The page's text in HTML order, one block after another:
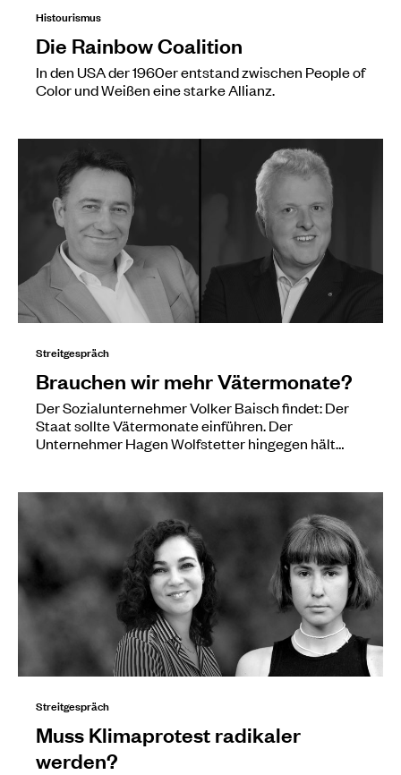
Histourismus
Die Rainbow Coalition
In den USA der 1960er entstand zwischen People of
Color und Weißen eine starke Allianz.
Streitgespräch
Brauchen wir mehr Vätermonate?
Der Sozialunternehmer Volker Baisch findet: Der
Staat sollte Vätermonate einführen. Der
Unternehmer Hagen Wolfstetter hingegen hält…
Streitgespräch
Muss Klimaprotest radikaler
werden?